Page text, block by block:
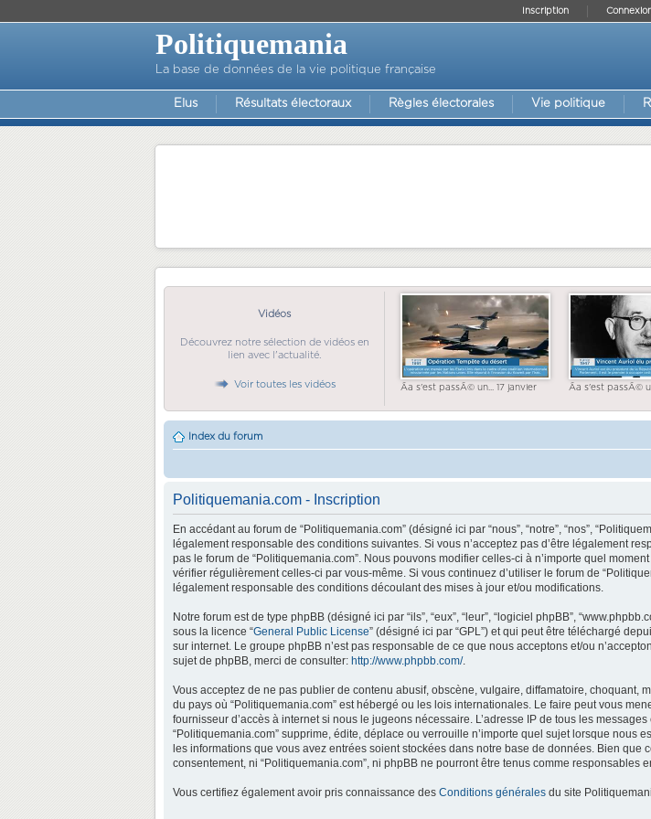
Inscription
Politiquemania
La base de données de la vie politique française
Elus Résultats électoraux Règles électorales Vie politique
Vidéos
Découvrez notre sélection de vidéos en
lien avec l'actualité.
Voir toutes les vidéos Ãa s'est passÃ© un... 17 janvier Ãa s'est passÃ©
Index du forum
Politiquemania.com - Inscription
En accédant au forum de “Politiquemania.com” (désigné ici par “nous”, “notre”, “nos”,
légalement responsable des conditions suivantes. Si vous n’acceptez pas d’être légalement
pas le forum de “Politiquemania.com”. Nous pouvons modifier celles-ci à n’importe quel
vérifier régulièrement celles-ci par vous-même. Si vous continuez d’utiliser le forum de
légalement responsable des conditions découlant des mises à jour et/ou modifications.
Notre forum est de type phpBB (désigné ici par “ils”, “eux”, “leur”, “logiciel phpBB”,
sous la licence “General Public License” (désigné ici par “GPL”) et qui peut être téléchargé
sur internet. Le groupe phpBB n’est pas responsable de ce que nous acceptons et/ou
sujet de phpBB, merci de consulter: http://www.phpbb.com/.
Vous acceptez de ne pas publier de contenu abusif, obscène, vulgaire, diffamatoire, choquant,
du pays où “Politiquemania.com” est hébergé ou les lois internationales. Le faire peut vous
fournisseur d’accès à internet si nous le jugeons nécessaire. L’adresse IP de tous les
“Politiquemania.com” supprime, édite, déplace ou verrouille n’importe quel sujet lorsque nous
les informations que vous avez entrées soient stockées dans notre base de données. Bien
consentement, ni “Politiquemania.com”, ni phpBB ne pourront être tenus comme
Vous certifiez également avoir pris connaissance des Conditions générales du site